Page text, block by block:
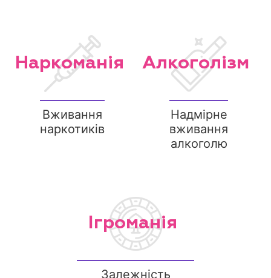
Наркоманія
Вживання
наркотиків
Алкоголізм
Надмірне
вживання
алкоголю
Ігроманія
Залежність